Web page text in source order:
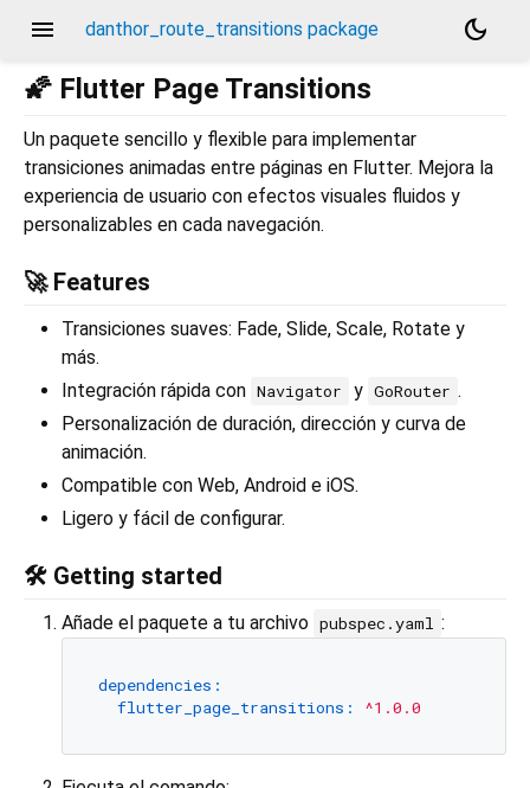
menu danthor_route_transitions package
dark_mode
🌠 Flutter Page Transitions
Un paquete sencillo y flexible para implementar
transiciones animadas entre páginas en Flutter. Mejora la
experiencia de usuario con efectos visuales fluidos y
personalizables en cada navegación.
🚀 Features
Transiciones suaves: Fade, Slide, Scale, Rotate y
más.
Integración rápida con Navigator y GoRouter .
Personalización de duración, dirección y curva de
animación.
Compatible con Web, Android e iOS.
Ligero y fácil de configurar.
🛠️ Getting started
Añade el paquete a tu archivo pubspec.yaml :
dependencies:
flutter_page_transitions:
^1.0.0